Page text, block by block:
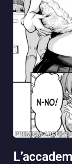
l’accademia dell’accoppiamento